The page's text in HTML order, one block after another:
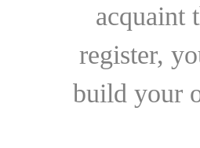
acquaint
register,
build your